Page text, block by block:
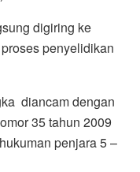
digiring ke
penyelidikan
diancam dengan
35 tahun 2009
penjara 5 –